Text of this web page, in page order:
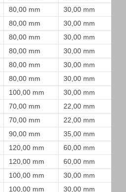
80,00 mm
30,00 mm
80,00 mm
30,00 mm
80,00 mm
30,00 mm
80,00 mm
30,00 mm
80,00 mm
30,00 mm
80,00 mm
30,00 mm
100,00 mm
30,00 mm
70,00 mm
22,00 mm
70,00 mm
22,00 mm
90,00 mm
35,00 mm
120,00 mm
60,00 mm
120,00 mm
60,00 mm
100,00 mm
30,00 mm
100,00 mm
30,00 mm